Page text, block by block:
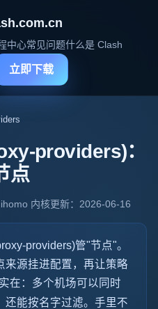
中心常见问题什么是 Clash
立即下载
providers)：
点
内核更新：2026-06-16
providers)管"节点"。
来源挂进配置，再让策略
在：多个机场可以同时
还能按名字过滤。手里不